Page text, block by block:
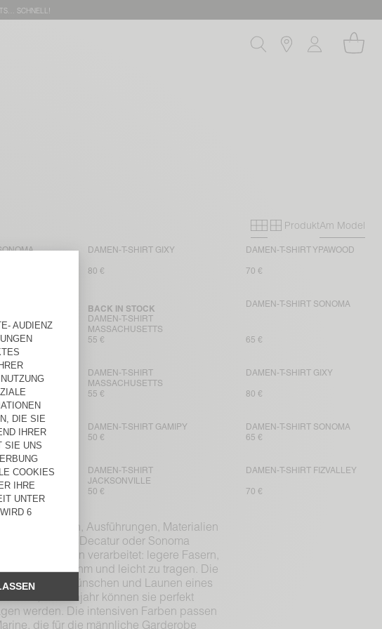
SCHNELL!
Primary grid
Secondary
ProduktAm Model
DAMEN-T-SHIRT GIXY
80 €
DAMEN-T-SHIRT YPAWOOD
70 €
DAMEN-T-SHIRT
MASSACHUSETTS
BACK IN STOCK
55 €
DAMEN-T-SHIRT SONOMA
65 €
DAMEN-T-SHIRT
MASSACHUSETTS
55 €
DAMEN-T-SHIRT GIXY
80 €
DAMEN-T-SHIRT GAMIPY
50 €
DAMEN-T-SHIRT SONOMA
65 €
DAMEN-T-SHIRT
JACKSONVILLE
50 €
DAMEN-T-SHIRT FIZVALLEY
70 €
Formen, Ausführungen, Materialien
Kollektionen Decatur oder Sonoma
Materialien verarbeitet: legere Fasern,
sind angenehm und leicht zu tragen. Die
sich den Wünschen und Launen eines
solo, im Frühjahr können sie perfekt
werden. Die intensiven Farben passen
die für die männliche Garderobe